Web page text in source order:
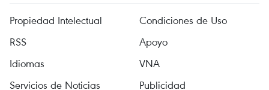
Propiedad Intelectual
Condiciones de Uso
RSS
Apoyo
Idiomas
VNA
Servicios de Noticias
Publicidad